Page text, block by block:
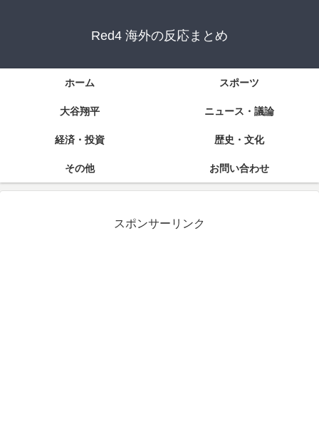
Red4 海外の反応まとめ
ホーム スポーツ
大谷翔平 ニュース・議論
経済・投資 歴史・文化
その他 お問い合わせ
スポンサーリンク